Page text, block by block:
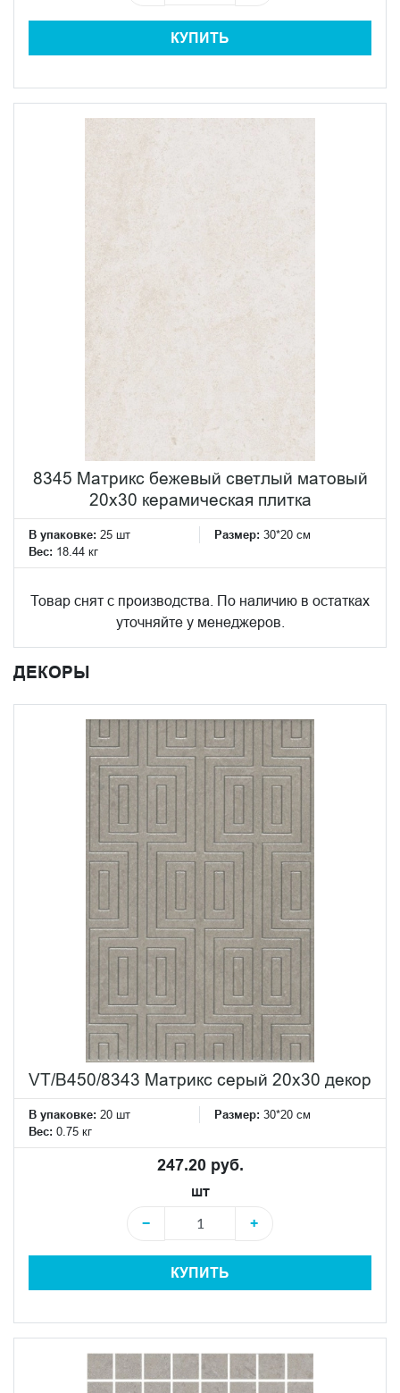
КУПИТЬ
8345 Матрикс бежевый светлый матовый
20х30 керамическая плитка
В упаковке: 25 шт Размер: 30*20 см
Вес: 18.44 кг
Товар снят с производства. По наличию в остатках
уточняйте у менеджеров.
ДЕКОРЫ
VT/B450/8343 Матрикс серый 20х30 декор
В упаковке: 20 шт Размер: 30*20 см
Вес: 0.75 кг
247.20 руб.
шт
−
+
КУПИТЬ